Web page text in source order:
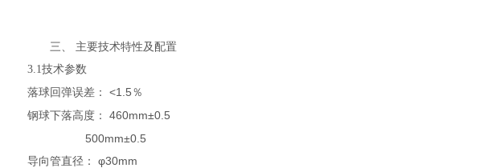
三、 主要技术特性及配置
3.1技术参数
落球回弹误差：
<1.5％
钢球下落高度：
460mm±0.5
500mm±0.5
导向管直径： φ30mm